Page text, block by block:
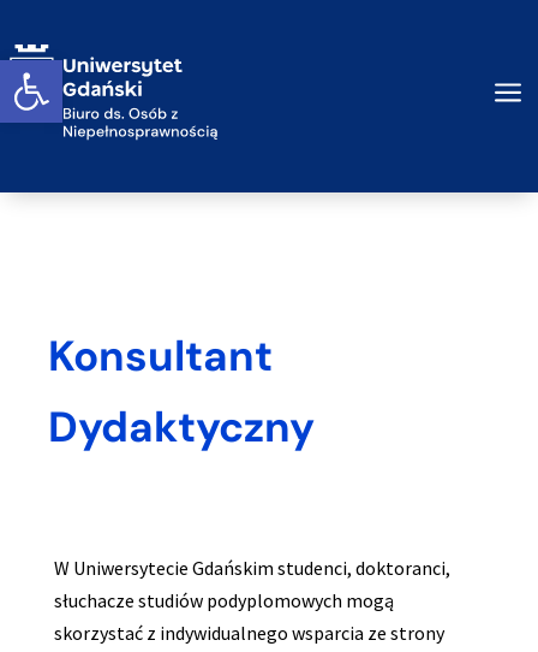
Otwórz widget a
Konsultant
Dydaktyczny
W Uniwersytecie Gdańskim studenci, doktoranci,
słuchacze studiów podyplomowych mogą
skorzystać z indywidualnego wsparcia ze strony